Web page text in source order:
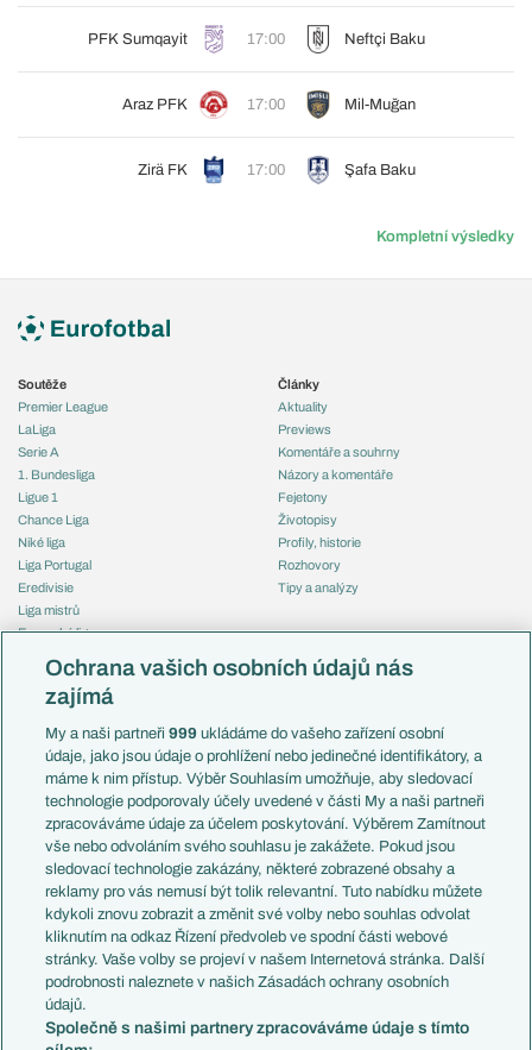
PFK Sumqayit 17:00 Neftçi Baku
Araz PFK 17:00 Mil-Muğan
Zirä FK 17:00 Şafa Baku
Kompletní výsledky
Soutěže
Premier League
LaLiga
Serie A
1. Bundesliga
Ligue 1
Chance Liga
Niké liga
Liga Portugal
Eredivisie
Liga mistrů
Evropská liga
Mistrovství světa
Liga národů
Témata
Představení týmů MS
EuroSkauting
PL v kostce
Evropské koeficienty
Přestupy
Přestupové spekulace
Zranění
Kluby
Arsenal FC
Chelsea FC
Manchester United
Články
Aktuality
Previews
Komentáře a souhrny
Názory a komentáře
Fejetony
Životopisy
Profily, historie
Rozhovory
Tipy a analýzy
Česko
Francie
Itálie
Německo
Španělsko
Argentina
Brazílie
Přestupy
Zápasy
Livescore
Tipovací soutěž
Ochrana vašich osobních údajů nás
zajímá
My a naši partneři999 ukládáme do vašeho zařízení osobní
údaje, jako jsou údaje o prohlížení nebo jedinečné identifikátory, a
máme k nim přístup. Výběr Souhlasím umožňuje, aby sledovací
technologie podporovaly účely uvedené v části My a naši partneři
zpracováváme údaje za účelem poskytování. Výběrem Zamítnout
vše nebo odvoláním svého souhlasu je zakážete. Pokud jsou
sledovací technologie zakázány, některé zobrazené obsahy a
reklamy pro vás nemusí být tolik relevantní. Tuto nabídku můžete
kdykoli znovu zobrazit a změnit své volby nebo souhlas odvolat
kliknutím na odkaz Řízení předvoleb ve spodní části webové
stránky. Vaše volby se projeví v našem Internetová stránka. Další
podrobnosti naleznete v našich Zásadách ochrany osobních
údajů.
Společně s našimi partnery zpracováváme údaje s tímto